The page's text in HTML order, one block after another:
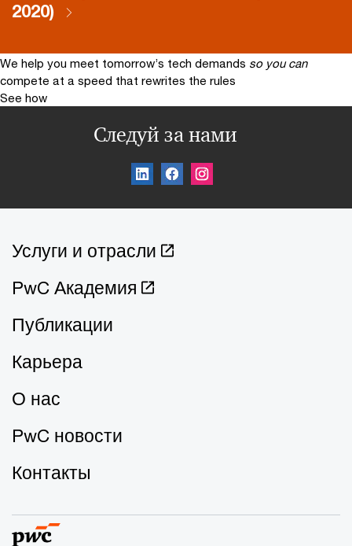
2020)
We help you meet tomorrow’s tech demands so you can
compete at a speed that rewrites the rules
See how
Следуй за нами
Услуги и отрасли
PwC Академия
Публикации
Карьера
О нас
PwC новости
Контакты